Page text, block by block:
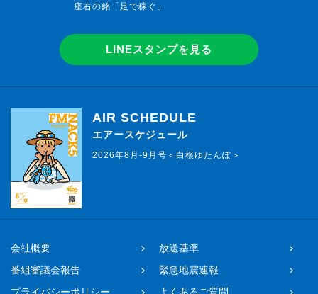
座右の銘「足で稼ぐ」
LINEスタンプを見る
AIR SCHEDULE
エアースケジュール
2026年8月-9月号＜白根ゆたんぽ＞
会社概要
放送基準
番組審議会報告
緊急地震速報
プライバシーポリシー
よくあるご質問